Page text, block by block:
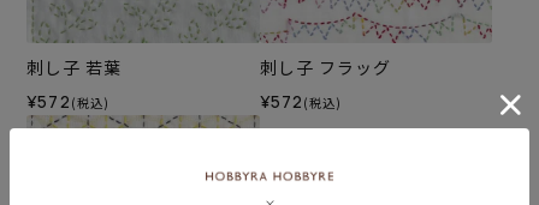
刺し子 若葉
¥572 (税込)
刺し子 フラッグ
¥572 (税込)